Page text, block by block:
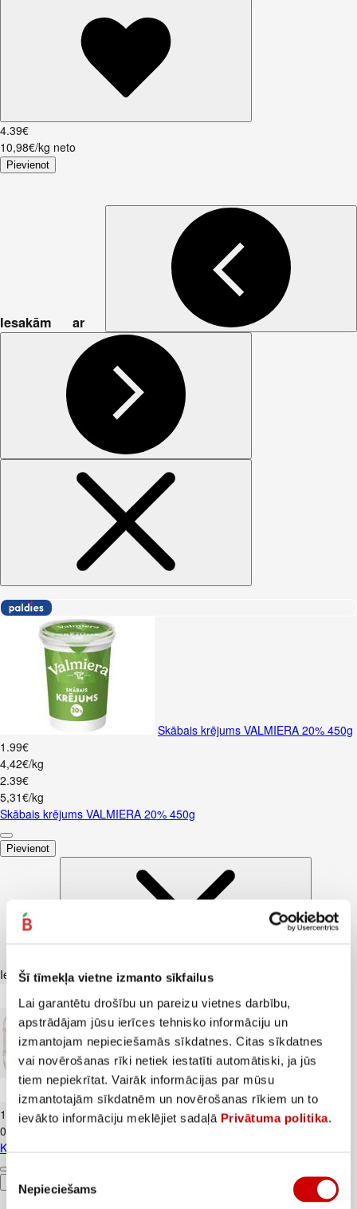
Šī tīmekļa vietne izmanto sīkfailus
Lai garantētu drošību un pareizu vietnes darbību,
apstrādājam jūsu ierīces tehnisko informāciju un
izmantojam nepieciešamās sīkdatnes. Citas sīkdatnes
vai novērošanas rīki netiek iestatīti automātiski, ja jūs
tiem nepiekrītat. Vairāk informācijas par mūsu
izmantotajām sīkdatnēm un novērošanas rīkiem un to
ievākto informāciju meklējiet sadaļā Privātuma politika.
Piekrišanas
izvēle
Nepieciešams
4.39€
10,98€/kg neto
Pievienot
Iesakām ar
Skābais krējums VALMIERA 20% 450g
1 .99€
4,42€/kg
2.39€
5,31€/kg
Skābais krējums VALMIERA 20% 450g
Pievienot
Iesakām ar
Kūtī dētas olas 10gab.
1
84€
0,18€/gab.
Kūtī dētas olas 10gab.
Pievienot